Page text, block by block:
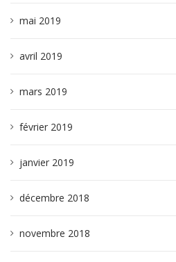
mai 2019
avril 2019
mars 2019
février 2019
janvier 2019
décembre 2018
novembre 2018